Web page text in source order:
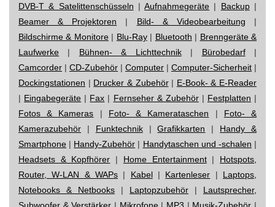
DVB-T & Satelittenschüsseln |Aufnahmegeräte | Backup|
Beamer & Projektoren | Bild- & Videobearbeitung |
Bildschirme & Monitore| Blu-Ray| Bluetooth | Brenngeräte &
Laufwerke | Bühnen- & Lichttechnik| Bürobedarf|
Camcorder | CD-Zubehör | Computer | Computer-Sicherheit |
Dockingstationen | Drucker & Zubehör| E-Book- & E-Reader
| Eingabegeräte | Fax | Fernseher & Zubehör| Festplatten |
Fotos & Kameras | Foto- & Kamerataschen | Foto- &
Kamerazubehör | Funktechnik|Grafikkarten | Handy &
Smartphone | Handy-Zubehör | Handytaschen und -schalen |
Headsets & Kopfhörer | Home Entertainment| Hotspots,
Router, W-LAN & WAPs | Kabel| Kartenleser | Laptops,
Notebooks & Netbooks | Laptopzubehör | Lautsprecher,